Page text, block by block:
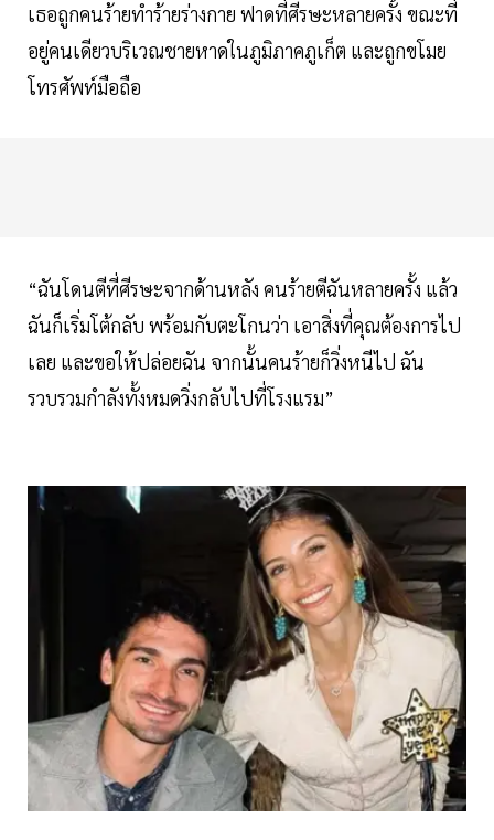
เธอถูกคนร้ายทำร้ายร่างกาย ฟาดที่ศีรษะหลายครั้ง ขณะที่
อยู่คนเดียวบริเวณชายหาดในภูมิภาคภูเก็ต และถูกขโมย
โทรศัพท์มือถือ
“ฉันโดนตีที่ศีรษะจากด้านหลัง คนร้ายตีฉันหลายครั้ง แล้ว
ฉันก็เริ่มโต้กลับ พร้อมกับตะโกนว่า เอาสิ่งที่คุณต้องการไป
เลย และขอให้ปล่อยฉัน จากนั้นคนร้ายก็วิ่งหนีไป ฉัน
รวบรวมกำลังทั้งหมดวิ่งกลับไปที่โรงแรม”